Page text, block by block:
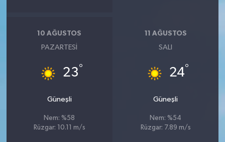
10 AĞUSTOS
PAZARTESI
23°
Güneşli
Nem: %58
Rüzgar: 10.11 m/s
11 AĞUSTOS
SALI
24°
Güneşli
Nem: %54
Rüzgar: 7.89 m/s